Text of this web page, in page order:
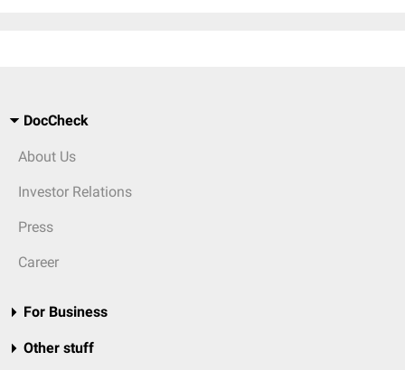
DocCheck
About Us
Investor Relations
Press
Career
For Business
Other stuff